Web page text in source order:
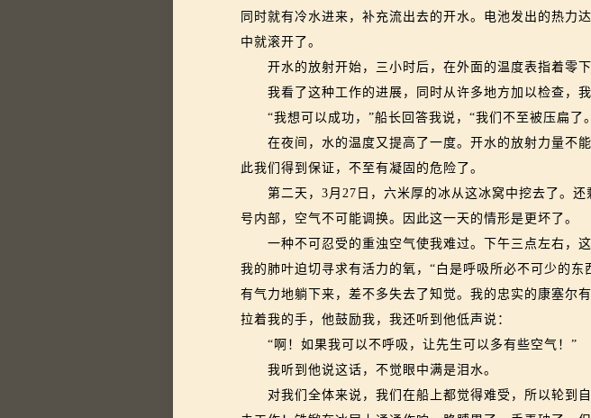
同时就有冷水进来，补充流出去的开水。电池发出的热力
中就滚开了。
开水的放射开始，三小时后，在外面的温度表指着零下
我看了这种工作的进展，同时从许多地方加以检查，我
“我想可以成功，”船长回答我说，“我们不至被压扁了
在夜间，水的温度又提高了一度。开水的放射力量不能
此我们得到保证，不至有凝固的危险了。
第二天，3月27日，六米厚的冰从这冰窝中挖去了。还
号内部，空气不可能调换。因此这一天的情形是更坏了。
一种不可忍受的重浊空气使我难过。下午三点左右，这
我的肺叶迫切寻求有活力的氧，“白是呼吸所必不可少的
有气力地躺下来，差不多失去了知觉。我的忠实的康塞尔
拉着我的手，他鼓励我，我还听到他低声说：
“啊！如果我可以不呼吸，让先生可以多有些空气！”
我听到他说这话，不觉眼中满是泪水。
对我们全体来说，我们在船上都觉得难受，所以轮到自